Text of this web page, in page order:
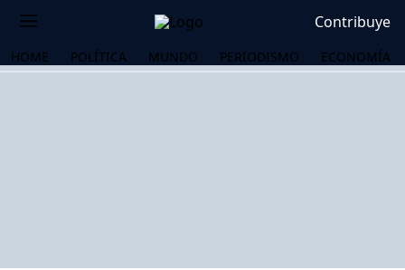
Contribuye
HOME POLÍTICA MUNDO PERIODISMO ECONOMÍA